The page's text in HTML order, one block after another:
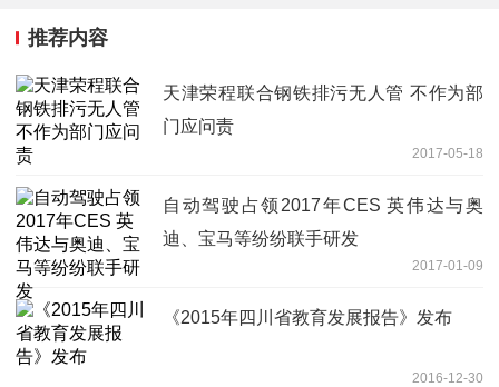
推荐内容
天津荣程联合钢铁排污无人管 不作为部
门应问责
2017-05-18
自动驾驶占领2017年CES 英伟达与奥
迪、宝马等纷纷联手研发
2017-01-09
《2015年四川省教育发展报告》发布
2016-12-30